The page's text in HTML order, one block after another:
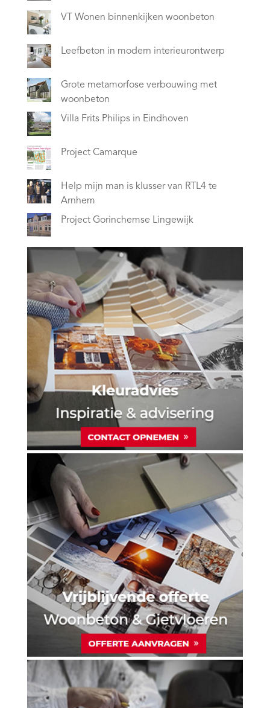
VT Wonen binnenkijken woonbeton
Leefbeton in modern interieurontwerp
Grote metamorfose verbouwing met
woonbeton
Villa Frits Philips in Eindhoven
Project Camarque
Help mijn man is klusser van RTL4 te
Arnhem
Project Gorinchemse Lingewijk